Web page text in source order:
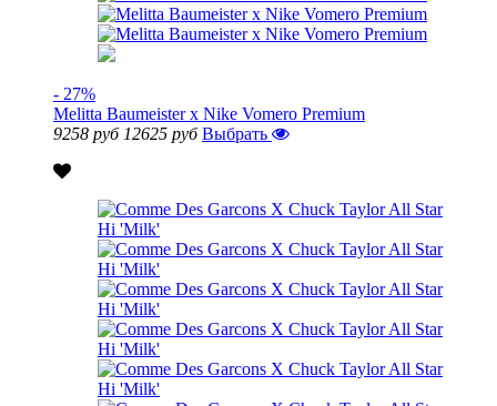
- 27%
Melitta Baumeister x Nike Vomero Premium
9258 руб 12625 руб Выбрать